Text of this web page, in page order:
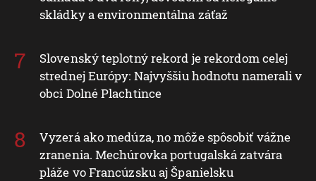
skládky a environmentálna záťaž
Slovenský teplotný rekord je rekordom celej
strednej Európy: Najvyššiu hodnotu namerali v
obci Dolné Plachtince
Vyzerá ako medúza, no môže spôsobiť vážne
zranenia. Mechúrovka portugalská zatvára
pláže vo Francúzsku aj Španielsku